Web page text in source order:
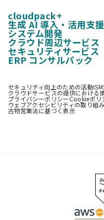
cloudpack+
生成 AI 導入・活用支
システム開発
クラウド周辺サービス
セキュリティサービス
ERP コンサルパック
セキュリティ向上のための活動
クラウドサービスの提供における
プライバシーポリシーCookieポリ
ウェブアクセシビリティの取り組
古物営業法に基づく表示